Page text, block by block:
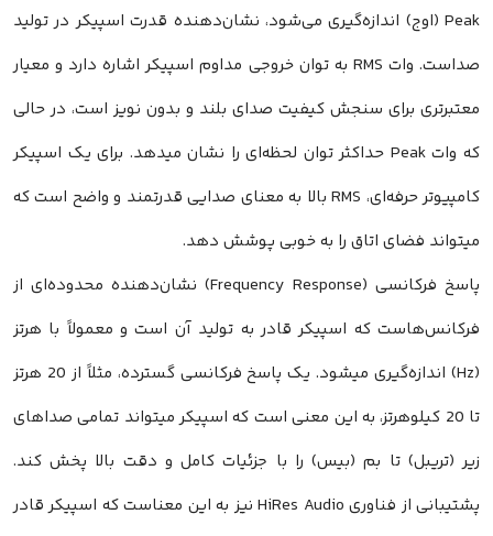
Peak (اوج) اندازه‌گیری می‌شود، نشان‌دهنده قدرت اسپیکر در تولید
صداست. وات RMS به توان خروجی مداوم اسپیکر اشاره دارد و معیار
معتبرتری برای سنجش کیفیت صدای بلند و بدون نویز است، در حالی
که وات Peak حداکثر توان لحظه‌ای را نشان میدهد. برای یک اسپیکر
کامپیوتر حرفه‌ای، RMS بالا به معنای صدایی قدرتمند و واضح است که
میتواند فضای اتاق را به خوبی پوشش دهد.
پاسخ فرکانسی (Frequency Response) نشان‌دهنده محدوده‌ای از
فرکانس‌هاست که اسپیکر قادر به تولید آن است و معمولاً با هرتز
(Hz) اندازه‌گیری میشود. یک پاسخ فرکانسی گسترده، مثلاً از 20 هرتز
تا 20 کیلوهرتز، به این معنی است که اسپیکر میتواند تمامی صداهای
زیر (تریبل) تا بم (بیس) را با جزئیات کامل و دقت بالا پخش کند.
پشتیبانی از فناوری HiRes Audio نیز به این معناست که اسپیکر قادر